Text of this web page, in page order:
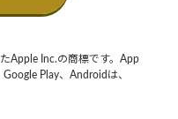
Apple Inc.の商標です。App
Play、Androidは、